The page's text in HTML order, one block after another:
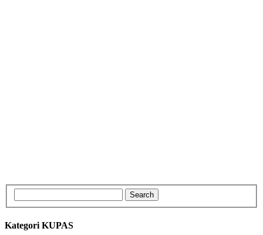
Kategori KUPAS